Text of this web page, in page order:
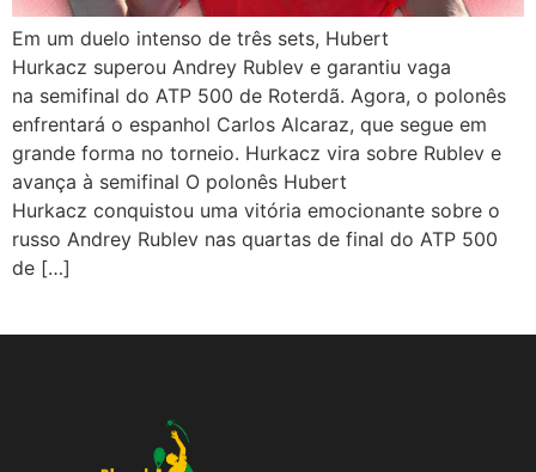
Em um duelo intenso de três sets, Hubert
Hurkacz superou Andrey Rublev e garantiu vaga
na semifinal do ATP 500 de Roterdã. Agora, o polonês
enfrentará o espanhol Carlos Alcaraz, que segue em
grande forma no torneio. Hurkacz vira sobre Rublev e
avança à semifinal O polonês Hubert
Hurkacz conquistou uma vitória emocionante sobre o
russo Andrey Rublev nas quartas de final do ATP 500
de […]